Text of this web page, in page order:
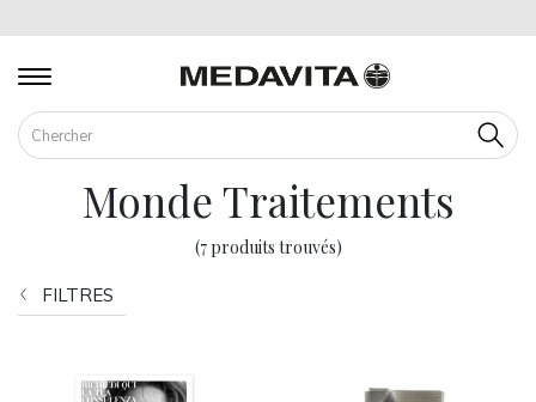
Monde Traitements
(7 produits trouvés)
FILTRES